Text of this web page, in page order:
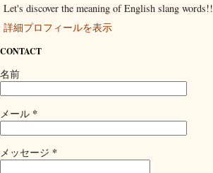
Let's discover the meaning of English slang words!!
詳細プロフィールを表示
CONTACT
名前
メール *
メッセージ *